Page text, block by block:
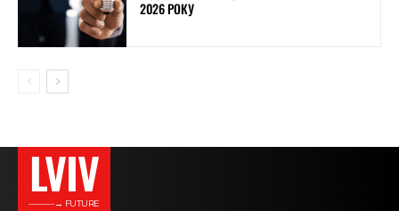
2026 РОКУ
LVIV
———→ FUTURE